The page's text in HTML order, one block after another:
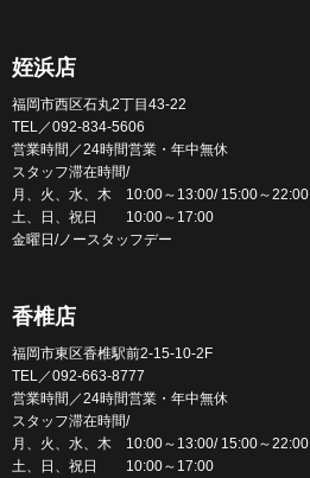
姪浜店
福岡市西区石丸2丁目43-22
TEL／092-834-5606
営業時間／24時間営業・年中無休
スタッフ滞在時間/
月、火、水、木 10:00～13:00/ 15:00～22:00
土、日、祝日 10:00～17:00
金曜日/ノースタッフデー
香椎店
福岡市東区香椎駅前2-15-10-2F
TEL／092-663-8777
営業時間／24時間営業・年中無休
スタッフ滞在時間/
月、火、水、木 10:00～13:00/ 15:00～22:00
土、日、祝日 10:00～17:00